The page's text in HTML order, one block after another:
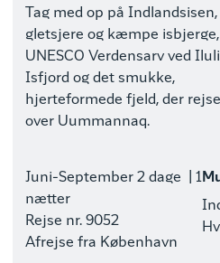
Tag med op på
gletsjere og kæmpe isbjerge,
UNESCO Verdensarv ved
Isfjord og det smukke,
hjerteformede fjeld, der
over Uummannaq.
Juni-September 2 dage
| 1
nætter
Rejse nr. 9052
Afrejse fra København